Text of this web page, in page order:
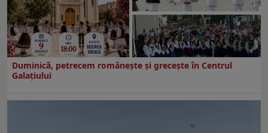
Duminică, petrecem româneşte şi greceşte în Centrul
Galaţiului